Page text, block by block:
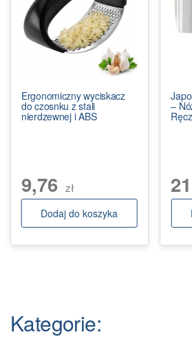
Ergonomiczny wyciskacz
do czosnku z stali
nierdzewnej i ABS
9,76 zł
Dodaj do koszyka
–
Kategorie: